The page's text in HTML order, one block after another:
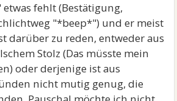
fehlt (Bestätigung,
"*beep*") und er meist
darüber zu reden, entweder aus
Stolz (Das müsste mein
oder derjenige ist aus
nicht mutig genug, die